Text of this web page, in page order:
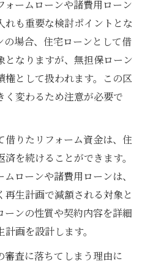
ォームローンや諸費用ローン
れも重要な検討ポイントとな
の場合、住宅ローンとして借
となりますが、無担保ローン
権として扱われます。この区
く変わるため注意が必要で
りたリフォーム資金は、住
を続けることができます。
ローンや諸費用ローンは、
生計画で減額される対象と
ーンの性質や契約内容を詳細
画を設計します。
審査に落ちてしまう理由に